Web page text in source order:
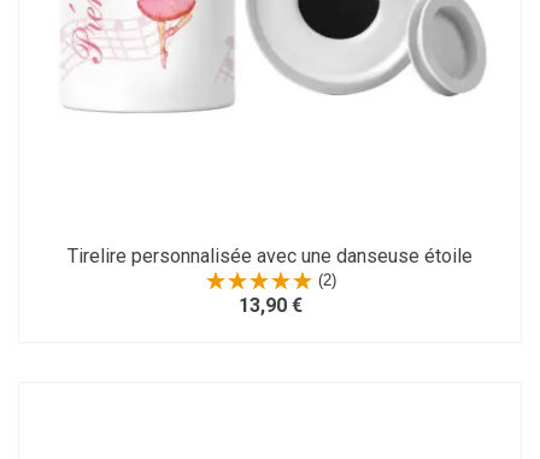
Tirelire personnalisée avec une danseuse étoile
(2)
13,90 €